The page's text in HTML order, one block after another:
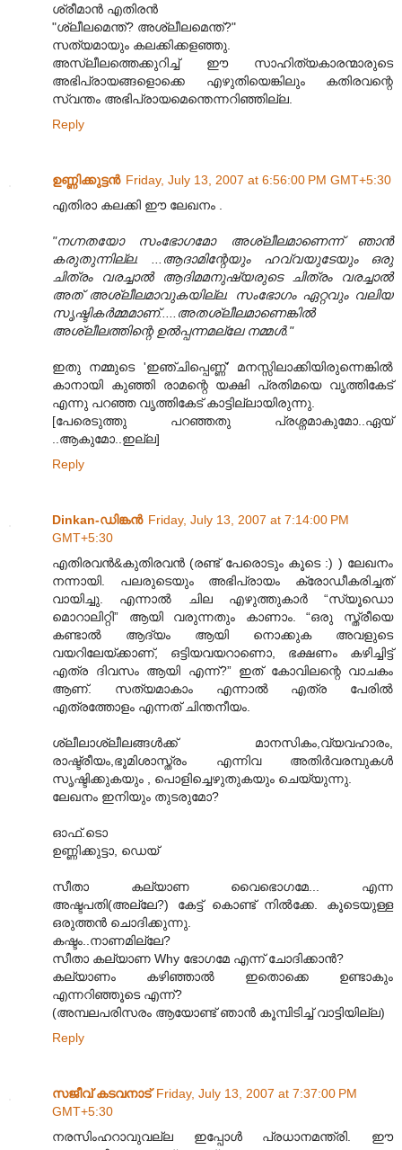
ശ്രീമാന്‍ എതിരന്‍
"ശ്ലീലമെന്ത്? അശ്ലീലമെന്ത്?"
സത്യമായും കലക്കിക്കളഞ്ഞു.
അസ്ലീലത്തെക്കുറിച്ച്‌ ഈ സാഹിത്യകാരന്മാരുടെ
അഭിപ്രായങ്ങളൊക്കെ എഴുതിയെങ്കിലും കതിരവന്റെ
സ്വന്തം അഭിപ്രായമെന്തെന്നറിഞ്ഞില്ല.
Reply
ഉണ്ണിക്കുട്ടന്‍ Friday, July 13, 2007 at 6:56:00 PM GMT+5:30
എതിരാ കലക്കി ഈ ലേഖനം .
"നഗ്നതയോ സംഭോഗമോ അശ്ലീലമാണെന്ന് ഞാന്‍
കരുതുന്നില്ല. ...ആദാമിന്റേയും ഹവ്വയുടേയും ഒരു
ചിത്രം വരച്ചാല്‍ ആദിമമനുഷ്യരുടെ ചിത്രം വരച്ചാല്‍
അത് അശ്ലീലമാവുകയില്ല. സംഭോഗം ഏറ്റവും വലിയ
സൃഷ്ടികര്‍മ്മമാണ്.....അതശ്ലീലമാണെങ്കില്‍
അശ്ലീലത്തിന്റെ ഉല്‍പ്പന്നമല്ലേ നമ്മള്‍."
ഇതു നമ്മുടെ 'ഇഞ്ചിപ്പെണ്ണ്' മനസ്സിലാക്കിയിരുന്നെങ്കില്‍
കാനായി കുഞ്ഞി രാമന്റെ യക്ഷി പ്രതിമയെ വൃത്തികേട്
എന്നു പറഞ്ഞ വൃത്തികേട് കാട്ടില്ലായിരുന്നു.
[പേരെടുത്തു പറഞ്ഞതു പ്രശ്നമാകുമോ..ഏയ്
..ആകുമോ..ഇല്ല]
Reply
Dinkan-ഡിങ്കന്‍ Friday, July 13, 2007 at 7:14:00 PM
GMT+5:30
എതിരവന്‍&കുതിരവന്‍ (രണ്ട് പേരൊടും കൂടെ :) ) ലേഖനം
നന്നായി. പലരുടെയും അഭിപ്രായം ക്രോഡീ‍കരിച്ചത്
വായിച്ചു. എന്നാല്‍ ചില എഴുത്തുകാര്‍ “സ്യൂഡൊ
മൊറാലിറ്റി” ആയി വരുന്നതും കാണാം. “ഒരു സ്ത്രീയെ
കണ്ടാല്‍ ആദ്യം ആയി നൊക്കുക അവളുടെ
വയറിലേയ്ക്കാണ്, ഒട്ടിയവയറാണൊ, ഭക്ഷണം കഴിച്ചിട്ട്
എത്ര ദിവസം ആയി എന്ന്?” ഇത് കോവിലന്റെ വാചകം
ആണ്. സത്യമാകാം എന്നാല്‍ എത്ര പേരില്‍
എത്രത്തോളം എന്നത് ചിന്തനീയം.
ശ്ലീലാശ്ലീലങ്ങള്‍ക്ക് മാനസികം,വ്യവഹാരം,
രാഷ്ട്രീയം,ഭൂമിശാസ്ത്രം എന്നിവ അതിര്‍വരമ്പുകള്‍
സൃഷ്ടിക്കുകയും , പൊളിച്ചെഴുതുകയും ചെയ്യുന്നു.
ലേഖനം ഇനിയും തുടരുമോ?
ഓഫ്.ടൊ
ഉണ്ണിക്കുട്ടാ, ഡെയ്
സീതാ കല്യാണ വൈഭൊഗമേ... എന്ന
അഷ്ടപതി(അല്ലേ?) കേട്ട് കൊണ്ട് നില്‍ക്കേ. കൂടെയുള്ള
ഒരുത്തന്‍ ചൊദിക്കുന്നു.
കഷ്ടം..നാണമില്ലേ?
സീതാ കല്യാണ Why ഭോഗമേ എന്ന് ചോദിക്കാന്‍?
കല്യാണം കഴിഞ്ഞാല്‍ ഇതൊക്കെ ഉണ്ടാകും
എന്നറിഞ്ഞൂടെ എന്ന്?
(അമ്പലപരിസരം ആയോണ്ട് ഞാന്‍ കൂമ്പിടിച്ച് വാട്ടിയില്ല)
Reply
സജീവ് കടവനാട് Friday, July 13, 2007 at 7:37:00 PM
GMT+5:30
നരസിംഹറാ‍വുവല്ല ഇപ്പോള്‍ പ്രധാനമന്ത്രി. ഈ